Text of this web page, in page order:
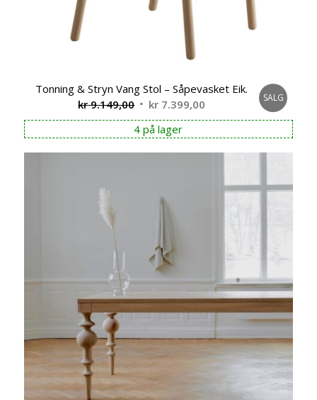
Tonning & Stryn Vang Stol – Såpevasket Eik.
kr9.149,00 Opprinnelig
pris
var:
kr 9.149,00.
kr 7.399,00 Nåværende
pris
er:
kr 7.399,00.
SALG
4 på lager